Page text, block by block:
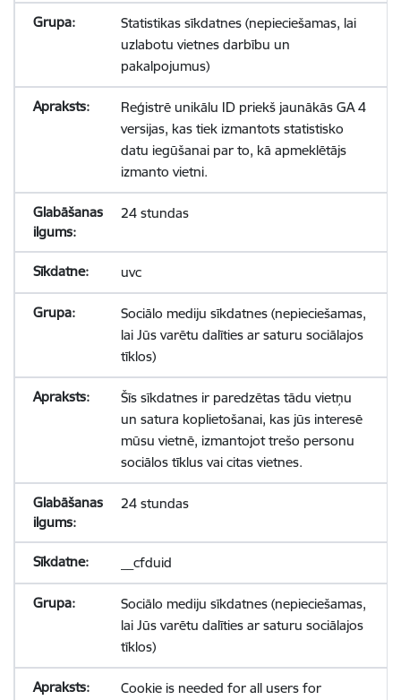
Statistikas sīkdatnes (nepieciešamas, lai
uzlabotu vietnes darbību un
pakalpojumus)
Reģistrē unikālu ID priekš jaunākās GA 4
versijas, kas tiek izmantots statistisko
datu iegūšanai par to, kā apmeklētājs
izmanto vietni.
24 stundas
uvc
Sociālo mediju sīkdatnes (nepieciešamas,
lai Jūs varētu dalīties ar saturu sociālajos
tīklos)
Šīs sīkdatnes ir paredzētas tādu vietņu
un satura koplietošanai, kas jūs interesē
mūsu vietnē, izmantojot trešo personu
sociālos tīklus vai citas vietnes.
24 stundas
__cfduid
Sociālo mediju sīkdatnes (nepieciešamas,
lai Jūs varētu dalīties ar saturu sociālajos
tīklos)
Cookie is needed for all users for